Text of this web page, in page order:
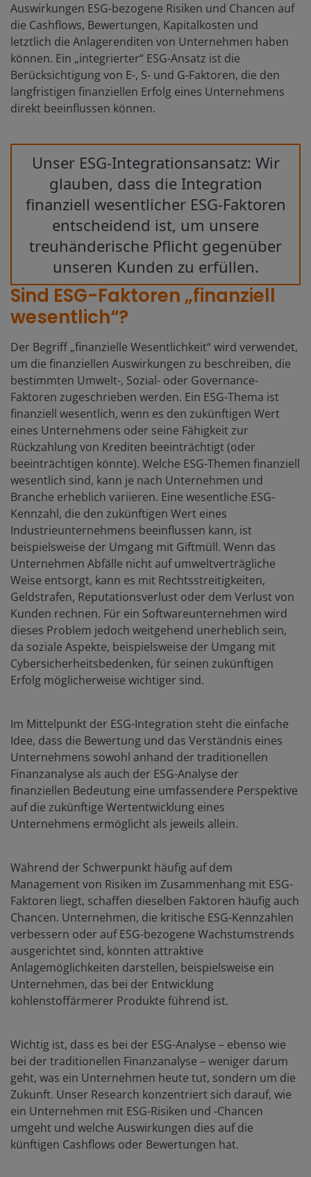
Auswirkungen ESG-bezogene Risiken und Chancen auf
die Cashflows, Bewertungen, Kapitalkosten und
letztlich die Anlagerenditen von Unternehmen haben
können. Ein „integrierter“ ESG-Ansatz ist die
Berücksichtigung von E-, S- und G-Faktoren, die den
langfristigen finanziellen Erfolg eines Unternehmens
direkt beeinflussen können.
Unser ESG-Integrationsansatz: Wir
glauben, dass die Integration
finanziell wesentlicher ESG-Faktoren
entscheidend ist, um unsere
treuhänderische Pflicht gegenüber
unseren Kunden zu erfüllen.
Sind ESG-Faktoren „finanziell
wesentlich“?
Der Begriff „finanzielle Wesentlichkeit“ wird verwendet,
um die finanziellen Auswirkungen zu beschreiben, die
bestimmten Umwelt-, Sozial- oder Governance-
Faktoren zugeschrieben werden. Ein ESG-Thema ist
finanziell wesentlich, wenn es den zukünftigen Wert
eines Unternehmens oder seine Fähigkeit zur
Rückzahlung von Krediten beeinträchtigt (oder
beeinträchtigen könnte). Welche ESG-Themen finanziell
wesentlich sind, kann je nach Unternehmen und
Branche erheblich variieren. Eine wesentliche ESG-
Kennzahl, die den zukünftigen Wert eines
Industrieunternehmens beeinflussen kann, ist
beispielsweise der Umgang mit Giftmüll. Wenn das
Unternehmen Abfälle nicht auf umweltverträgliche
Weise entsorgt, kann es mit Rechtsstreitigkeiten,
Geldstrafen, Reputationsverlust oder dem Verlust von
Kunden rechnen. Für ein Softwareunternehmen wird
dieses Problem jedoch weitgehend unerheblich sein,
da soziale Aspekte, beispielsweise der Umgang mit
Cybersicherheitsbedenken, für seinen zukünftigen
Erfolg möglicherweise wichtiger sind.
Im Mittelpunkt der ESG-Integration steht die einfache
Idee, dass die Bewertung und das Verständnis eines
Unternehmens sowohl anhand der traditionellen
Finanzanalyse als auch der ESG-Analyse der
finanziellen Bedeutung eine umfassendere Perspektive
auf die zukünftige Wertentwicklung eines
Unternehmens ermöglicht als jeweils allein.
Während der Schwerpunkt häufig auf dem
Management von Risiken im Zusammenhang mit ESG-
Faktoren liegt, schaffen dieselben Faktoren häufig auch
Chancen. Unternehmen, die kritische ESG-Kennzahlen
verbessern oder auf ESG-bezogene Wachstumstrends
ausgerichtet sind, könnten attraktive
Anlagemöglichkeiten darstellen, beispielsweise ein
Unternehmen, das bei der Entwicklung
kohlenstoffärmerer Produkte führend ist.
Wichtig ist, dass es bei der ESG-Analyse – ebenso wie
bei der traditionellen Finanzanalyse – weniger darum
geht, was ein Unternehmen heute tut, sondern um die
Zukunft. Unser Research konzentriert sich darauf, wie
ein Unternehmen mit ESG-Risiken und -Chancen
umgeht und welche Auswirkungen dies auf die
künftigen Cashflows oder Bewertungen hat.